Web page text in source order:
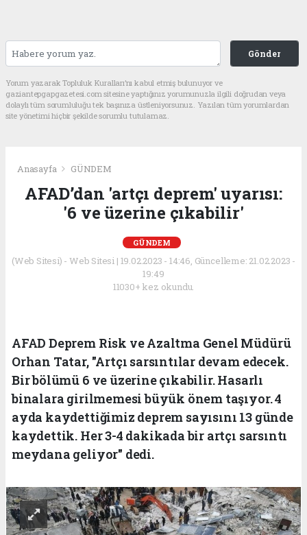
Gönder
Yorum yazarak Topluluk Kuralları’nı kabul etmiş bulunuyor ve
gaziantepgapgazetesi.com sitesine yaptığınız yorumunuzla ilgili doğrudan veya
dolaylı tüm sorumluluğu tek başınıza üstleniyorsunuz. Yazılan tüm yorumlardan
site yönetimi hiçbir şekilde sorumlu tutulamaz.
Anasayfa GÜNDEM
AFAD’dan 'artçı deprem' uyarısı:
'6 ve üzerine çıkabilir'
GÜNDEM
(Web Sitesi) - Web Sitesi | 19.02.2023 - 14:46, Güncelleme: 21.02.2023 -
19:49
11030+ kez okundu.
AFAD Deprem Risk ve Azaltma Genel Müdürü
Orhan Tatar, "Artçı sarsıntılar devam edecek.
Bir bölümü 6 ve üzerine çıkabilir. Hasarlı
binalara girilmemesi büyük önem taşıyor. 4
ayda kaydettiğimiz deprem sayısını 13 günde
kaydettik. Her 3-4 dakikada bir artçı sarsıntı
meydana geliyor" dedi.